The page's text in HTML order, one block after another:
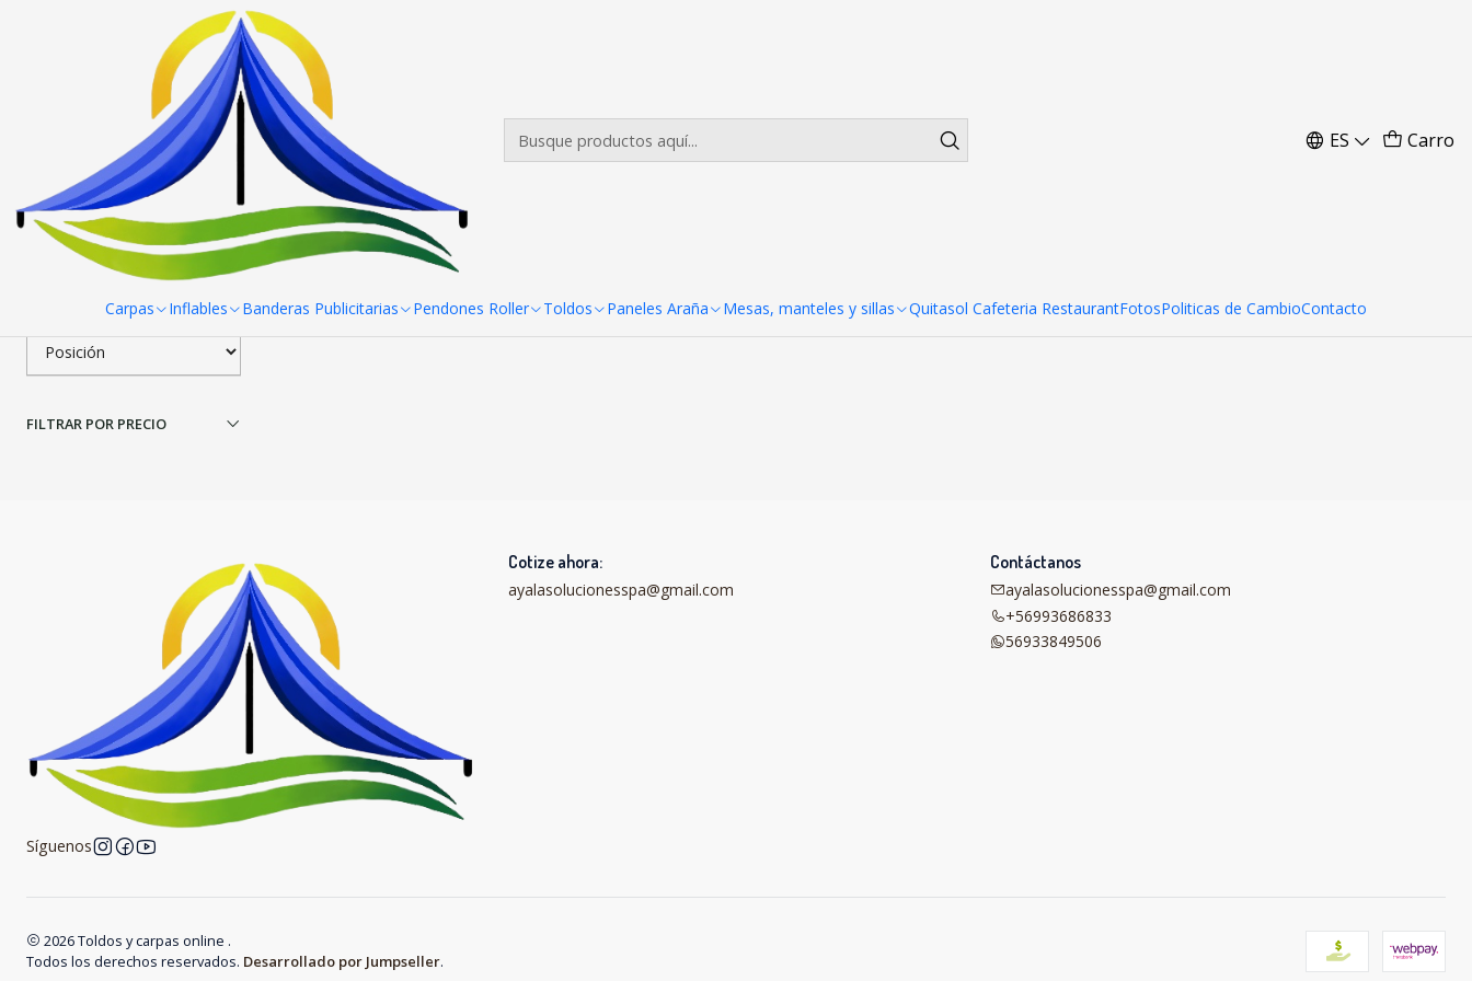
ES Carro
Carpas Inflables Banderas Publicitarias Pendones Roller Toldos Paneles Araña Mesas, manteles y sillas Quitasol Cafeteria RestaurantFotosPoliticas de CambioContacto
Toldos 2x3 Fierro blanco Reforzado
Toldos 2x3 Fierro blanco Reforzado
Filtrar Productos
1-1 de 1 productos
Aplicar filtros
ORDENAR POR
FILTRAR POR PRECIO
|
Toldos 2x3 Fierro blanco Reforzado
Síguenos
Cotize ahora:
ayalasolucionesspa@gmail.com
Contáctanos
ayalasolucionesspa@gmail.com
+56993686833
56933849506
2026 Toldos y carpas online .
Todos los derechos reservados. Desarrollado por Jumpseller.